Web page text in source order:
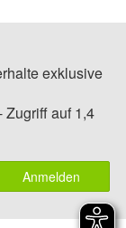
exklusive
Zugriff auf 1,4
Anmelden